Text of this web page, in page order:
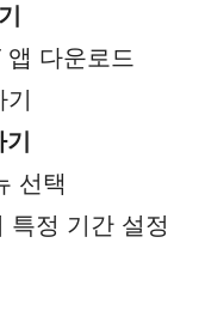
다운로드
선택
특정 기간 설정